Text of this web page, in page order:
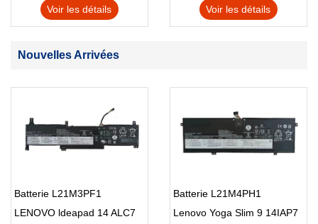
Voir les détails Voir les détails
Nouvelles Arrivées
Batterie L21M3PF1
LENOVO ldeapad 14 ALC7
Batterie L21M4PH1
Lenovo Yoga Slim 9 14IAP7